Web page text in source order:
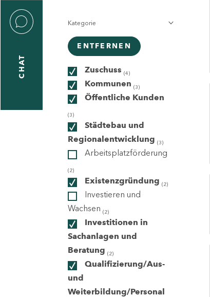
CHAT
Kategorie
ENTFERNEN
Zuschuss (4)
Kommunen (3)
Öffentliche Kunden
(3)
Städtebau und
Regionalentwicklung (3)
Arbeitsplatzförderung
(2)
Existenzgründung (2)
Investieren und
Wachsen (2)
Investitionen in
Sachanlagen und
Beratung (2)
Qualifizierung/Aus-
und
Weiterbildung/Personal